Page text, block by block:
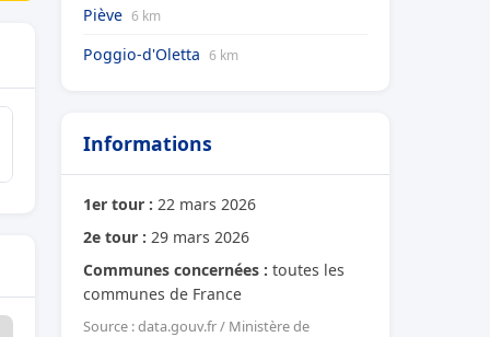
Piève 6 km
Poggio-d'Oletta 6 km
Informations
1er tour : 22 mars 2026
2e tour : 29 mars 2026
Communes concernées : toutes les
communes de France
Source : data.gouv.fr / Ministère de